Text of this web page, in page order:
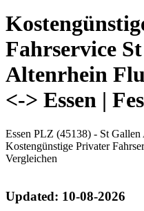
Fahrservice
Altenrhein
<-> Essen |
Essen PLZ (45138) - St
Kostengünstige Privater
Vergleichen
Updated: 10-08-2026